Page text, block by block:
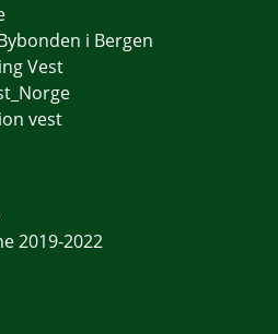
i Bergen
Vest
vest
2019-2022